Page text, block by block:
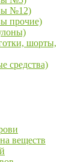
№12)
прочие)
шорты,
средства)
веществ